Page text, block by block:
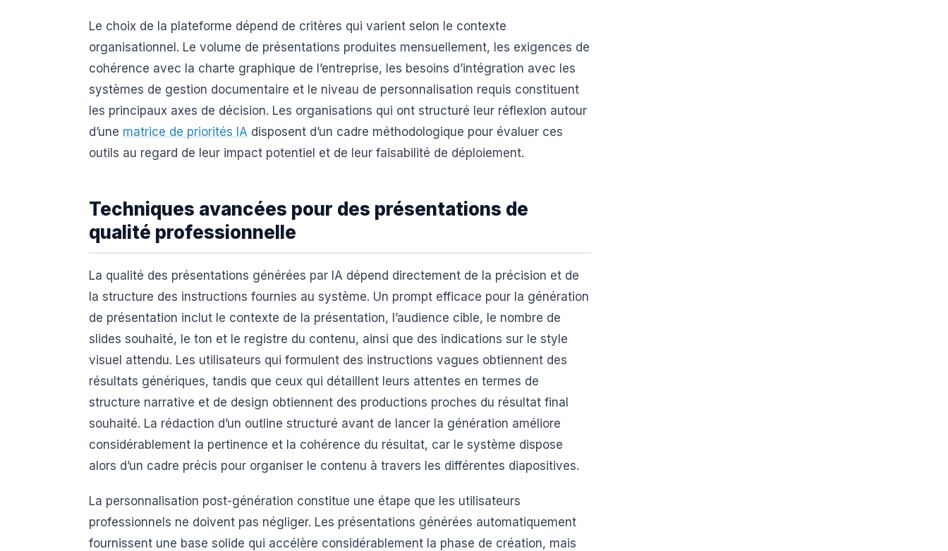
Le choix de la plateforme dépend de critères qui varient selon le contexte
organisationnel. Le volume de présentations produites mensuellement, les exigences de
cohérence avec la charte graphique de l’entreprise, les besoins d’intégration avec les
systèmes de gestion documentaire et le niveau de personnalisation requis constituent
les principaux axes de décision. Les organisations qui ont structuré leur réflexion autour
d’une matrice de priorités IA disposent d’un cadre méthodologique pour évaluer ces
outils au regard de leur impact potentiel et de leur faisabilité de déploiement.
Techniques avancées pour des présentations de
qualité professionnelle
La qualité des présentations générées par IA dépend directement de la précision et de
la structure des instructions fournies au système. Un prompt efficace pour la génération
de présentation inclut le contexte de la présentation, l’audience cible, le nombre de
slides souhaité, le ton et le registre du contenu, ainsi que des indications sur le style
visuel attendu. Les utilisateurs qui formulent des instructions vagues obtiennent des
résultats génériques, tandis que ceux qui détaillent leurs attentes en termes de
structure narrative et de design obtiennent des productions proches du résultat final
souhaité. La rédaction d’un outline structuré avant de lancer la génération améliore
considérablement la pertinence et la cohérence du résultat, car le système dispose
alors d’un cadre précis pour organiser le contenu à travers les différentes diapositives.
La personnalisation post-génération constitue une étape que les utilisateurs
professionnels ne doivent pas négliger. Les présentations générées automatiquement
fournissent une base solide qui accélère considérablement la phase de création, mais